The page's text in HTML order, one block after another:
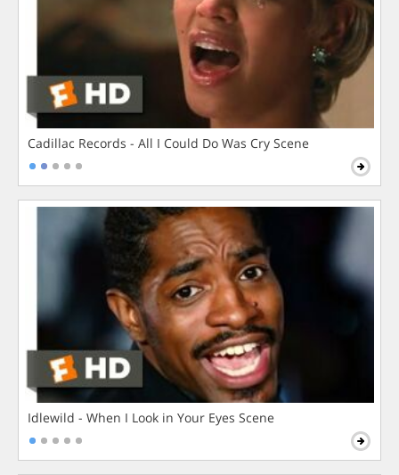
Cadillac Records - All I Could Do Was Cry Scene
Idlewild - When I Look in Your Eyes Scene